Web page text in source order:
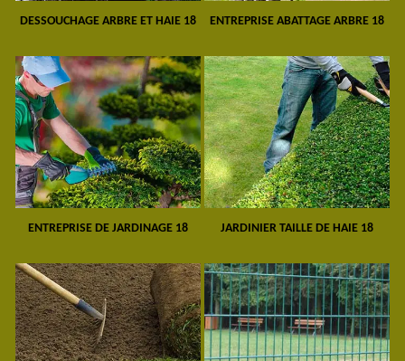
DESSOUCHAGE ARBRE ET HAIE 18 ENTREPRISE ABATTAGE ARBRE 18
ENTREPRISE DE JARDINAGE 18 JARDINIER TAILLE DE HAIE 18